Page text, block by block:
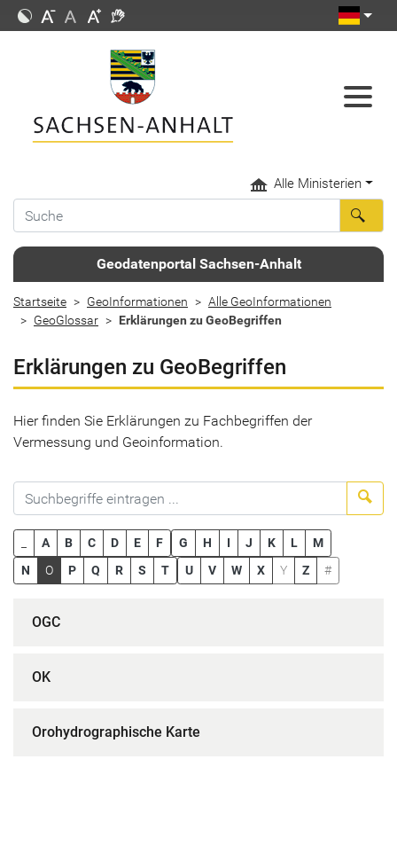
Alle Ministerien
Geodatenportal Sachsen-Anhalt
Startseite GeoInformationen
Alle GeoInformationen
GeoGlossar
Erklärungen zu GeoBegriffen
Erklärungen zu GeoBegriffen
Hier finden Sie Erklärungen zu Fachbegriffen der
Vermessung und Geoinformation.
A B C D E F G H I J K L
M
N
O P Q R S T U V W X Y Z #
OGC
OK
Orohydrographische Karte